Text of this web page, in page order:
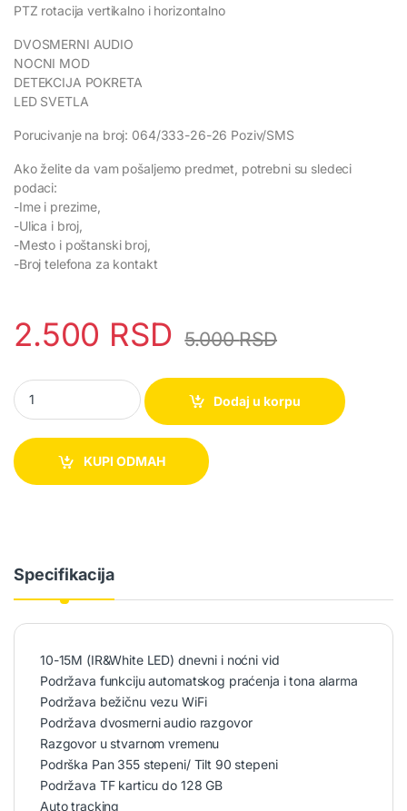
PTZ rotacija vertikalno i horizontalno
DVOSMERNI AUDIO
NOCNI MOD
DETEKCIJA POKRETA
LED SVETLA
Porucivanje na broj: 064/333-26-26 Poziv/SMS
Ako želite da vam pošaljemo predmet, potrebni su sledeci
podaci:
-Ime i prezime,
-Ulica i broj,
-Mesto i poštanski broj,
-Broj telefona za kontakt
2.500 RSD 5.000RSD
WIFI IP kamera sijalica okretna quantity
Dodaj u korpu
KUPI ODMAH
Specifikacija
10-15M (IR&White LED) dnevni i noćni vid
Podržava funkciju automatskog praćenja i tona alarma
Podržava bežičnu vezu WiFi
Podržava dvosmerni audio razgovor
Razgovor u stvarnom vremenu
Podrška Pan 355 stepeni/ Tilt 90 stepeni
Podržava TF karticu do 128 GB
Auto tracking